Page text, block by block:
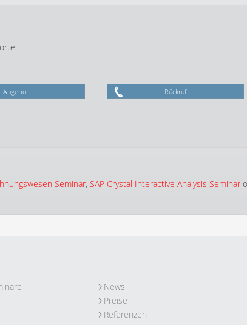
Angebot Rückruf
Seminar, SAP Crystal Interactive Analysis Seminar
News
Preise
Referenzen